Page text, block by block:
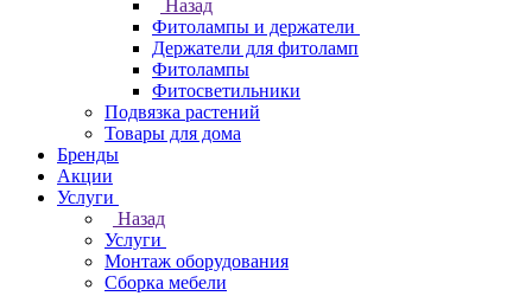
Назад
Фитолампы и держатели
Держатели для фитоламп
Фитолампы
Фитосветильники
Подвязка растений
Товары для дома
Бренды
Акции
Услуги
Назад
Услуги
Монтаж оборудования
Сборка мебели